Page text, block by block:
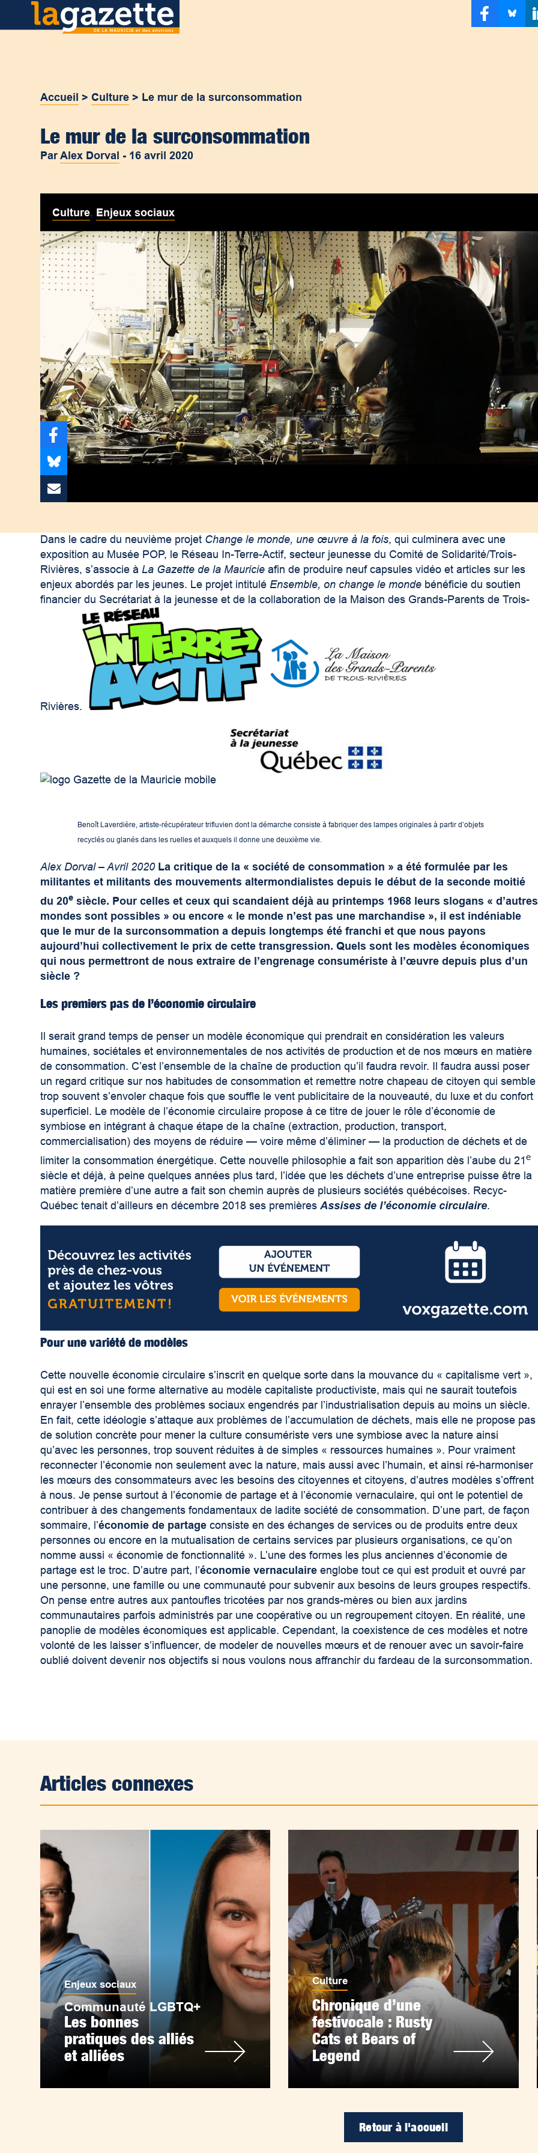
Accueil >Culture > Le mur de la surconsommation
Le mur de la surconsommation
ParAlex Dorval - 16 avril 2020
Culture, Enjeux sociaux
Dans le cadre du neuvième projet Change le monde, une œuvre à la fois, qui culminera avec une
exposition au Musée POP, le Réseau In-Terre-Actif, secteur jeunesse du Comité de Solidarité/Trois-
Rivières, s’associe àLa Gazette de la Mauricieafin de produire neuf capsules vidéo et articles sur les
enjeux abordés par les jeunes. Le projet intitulé Ensemble, on change le monde bénéficie du soutien
financier du Secrétariat à la jeunesse et de la collaboration de la Maison des Grands-Parents de Trois-
Rivières.
Benoît Laverdière, artiste-récupérateur trifluvien dont la démarche consiste à fabriquer des lampes originales à partir d’objets
recyclés ou glanés dans les ruelles et auxquels il donne une deuxième vie.
Alex Dorval – Avril 2020 La critique de la « société de consommation » a été formulée par les
militantes et militants des mouvements altermondialistes depuis le début de la seconde moitié
du 20e siècle. Pour celles et ceux qui scandaient déjà au printemps 1968 leurs slogans « d’autres
mondes sont possibles » ou encore « le monde n’est pas une marchandise », il est indéniable
que le mur de la surconsommation a depuis longtemps été franchi et que nous payons
aujourd’hui collectivement le prix de cette transgression. Quels sont les modèles économiques
qui nous permettront de nous extraire de l’engrenage consumériste à l’œuvre depuis plus d’un
siècle ?
Les premiers pas de l’économie circulaire
Il serait grand temps de penser un modèle économique qui prendrait en considération les valeurs
humaines, sociétales et environnementales de nos activités de production et de nos mœurs en matière
de consommation. C’est l’ensemble de la chaîne de production qu’il faudra revoir. Il faudra aussi poser
un regard critique sur nos habitudes de consommation et remettre notre chapeau de citoyen qui semble
trop souvent s’envoler chaque fois que souffle le vent publicitaire de la nouveauté, du luxe et du confort
superficiel. Le modèle de l’économie circulaire propose à ce titre de jouer le rôle d’économie de
symbiose en intégrant à chaque étape de la chaîne (extraction, production, transport,
commercialisation) des moyens de réduire — voire même d’éliminer — la production de déchets et de
limiter la consommation énergétique. Cette nouvelle philosophie a fait son apparition dès l’aube du 21e
siècle et déjà, à peine quelques années plus tard, l’idée que les déchets d’une entreprise puisse être la
matière première d’une autre a fait son chemin auprès de plusieurs sociétés québécoises. Recyc-
Québec tenait d’ailleurs en décembre 2018 ses premièresAssises de l’économie circulaire.
Pour une variété de modèles
Cette nouvelle économie circulaire s’inscrit en quelque sorte dans la mouvance du « capitalisme vert »,
qui est en soi une forme alternative au modèle capitaliste productiviste, mais qui ne saurait toutefois
enrayer l’ensemble des problèmes sociaux engendrés par l’industrialisation depuis au moins un siècle.
En fait, cette idéologie s’attaque aux problèmes de l’accumulation de déchets, mais elle ne propose pas
de solution concrète pour mener la culture consumériste vers une symbiose avec la nature ainsi
qu’avec les personnes, trop souvent réduites à de simples « ressources humaines ». Pour vraiment
reconnecter l’économie non seulement avec la nature, mais aussi avec l’humain, et ainsi ré-harmoniser
les mœurs des consommateurs avec les besoins des citoyennes et citoyens, d’autres modèles s’offrent
à nous. Je pense surtout à l’économie de partage et à l’économie vernaculaire, qui ont le potentiel de
contribuer à des changements fondamentaux de ladite société de consommation. D’une part, de façon
sommaire, l’économie de partageconsiste en des échanges de services ou de produits entre deux
personnes ou encore en la mutualisation de certains services par plusieurs organisations, ce qu’on
nomme aussi « économie de fonctionnalité ». L’une des formes les plus anciennes d’économie de
partage est le troc. D’autre part, l’économie vernaculaireenglobe tout ce qui est produit et ouvré par
une personne, une famille ou une communauté pour subvenir aux besoins de leurs groupes respectifs.
On pense entre autres aux pantoufles tricotées par nos grands-mères ou bien aux jardins
communautaires parfois administrés par une coopérative ou un regroupement citoyen. En réalité, une
panoplie de modèles économiques est applicable. Cependant, la coexistence de ces modèles et notre
volonté de les laisser s’influencer, de modeler de nouvelles mœurs et de renouer avec un savoir-faire
oublié doivent devenir nos objectifs si nous voulons nous affranchir du fardeau de la surconsommation.
Articles connexes
Enjeux sociaux
Communauté LGBTQ+
Les bonnes
pratiques des alliés
et alliées
Culture
Chronique d’une
festivocale : Rusty
Cats et Bears of
Legend
Retour à l'accueil